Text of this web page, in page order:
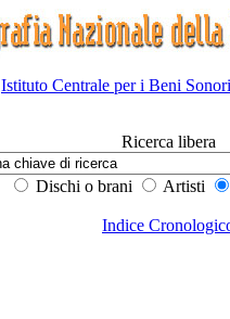
Istituto Centrale per i Beni
Ricerca libera
Dischi o brani Artisti
Indice